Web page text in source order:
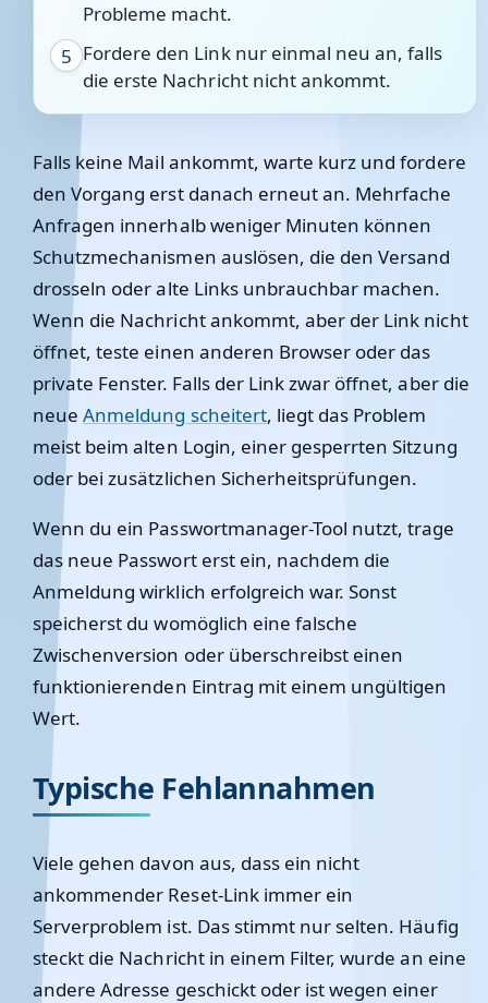
Probleme macht.
5 Fordere den Link nur einmal neu an, falls
die erste Nachricht nicht ankommt.
Falls keine Mail ankommt, warte kurz und fordere
den Vorgang erst danach erneut an. Mehrfache
Anfragen innerhalb weniger Minuten können
Schutzmechanismen auslösen, die den Versand
drosseln oder alte Links unbrauchbar machen.
Wenn die Nachricht ankommt, aber der Link nicht
öffnet, teste einen anderen Browser oder das
private Fenster. Falls der Link zwar öffnet, aber die
neueAnmeldung scheitert, liegt das Problem
meist beim alten Login, einer gesperrten Sitzung
oder bei zusätzlichen Sicherheitsprüfungen.
Wenn du ein Passwortmanager-Tool nutzt, trage
das neue Passwort erst ein, nachdem die
Anmeldung wirklich erfolgreich war. Sonst
speicherst du womöglich eine falsche
Zwischenversion oder überschreibst einen
funktionierenden Eintrag mit einem ungültigen
Wert.
Typische Fehlannahmen
Viele gehen davon aus, dass ein nicht
ankommender Reset-Link immer ein
Serverproblem ist. Das stimmt nur selten. Häufig
steckt die Nachricht in einem Filter, wurde an eine
andere Adresse geschickt oder ist wegen einer